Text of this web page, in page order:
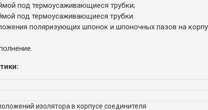
под термоусаживающиеся трубки;
под термоусаживающиеся трубки.
поляризующих шпонок и шпоночных пазов на
изолятора в корпусе соединителя